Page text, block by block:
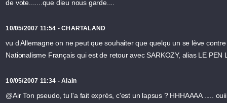
de vote.......que dieu nous garde....
10/05/2007 11:54 - CHARTALAND
vu d Allemagne on ne peut que souhaiter que quelqu un se lève
Nationalisme Français qui est de retour avec SARKOZY, alias LE PEN
10/05/2007 11:34 - Alain
@Air Ton pseudo, tu l'a fait exprès, c'est un lapsus ? HHHAAAA .....